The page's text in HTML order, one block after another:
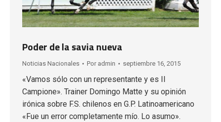
Poder de la savia nueva
Noticias Nacionales Por admin septiembre 16, 2015
«Vamos sólo con un representante y es Il
Campione». Trainer Domingo Matte y su opinión
irónica sobre F.S. chilenos en G.P. Latinoamericano
«Fue un error completamente mío. Lo asumo».